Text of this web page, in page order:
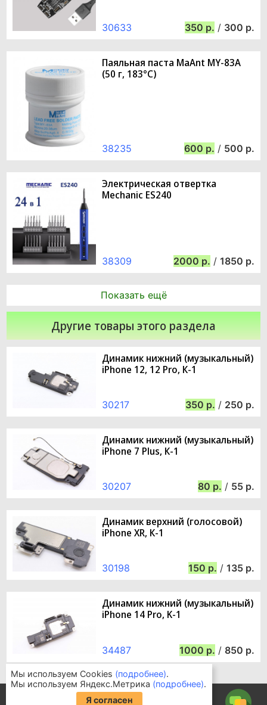
30633 350 / 300
Паяльная паста MaAnt MY-83A
(50 г, 183°C)
38235 600 / 500
Электрическая отвертка
Mechanic ES240
38309 2000 / 1850
Показать ещё
Другие товары этого раздела
Динамик нижний (музыкальный)
iPhone 12, 12 Pro, К-1
30217 350 / 250
Динамик нижний (музыкальный)
iPhone 7 Plus, К-1
30207 80 / 55
Динамик верхний (голосовой)
iPhone XR, К-1
30198 150 / 135
Динамик нижний (музыкальный)
iPhone 14 Pro, K-1
34487 1000 / 850
Информация для покупателей
Мы используем Cookies (подробнее).
Мы используем Яндекс.Метрика (подробнее).
Я согласен